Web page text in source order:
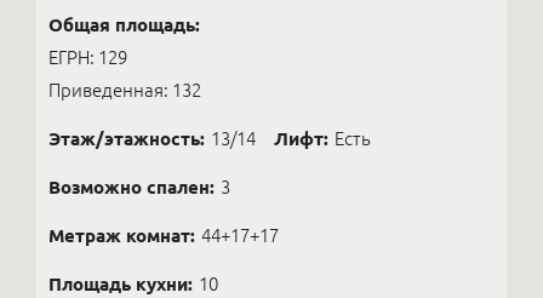
Общая площадь:
ЕГРН: 129
Приведенная: 132
Этаж/этажность: 13/14 Лифт: Есть
Возможно спален: 3
Метраж комнат: 44+17+17
Площадь кухни: 10